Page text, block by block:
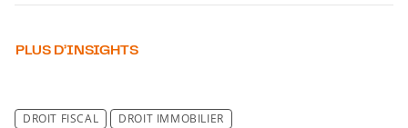
PLUS D’INSIGHTS
DROIT FISCAL DROIT IMMOBILIER